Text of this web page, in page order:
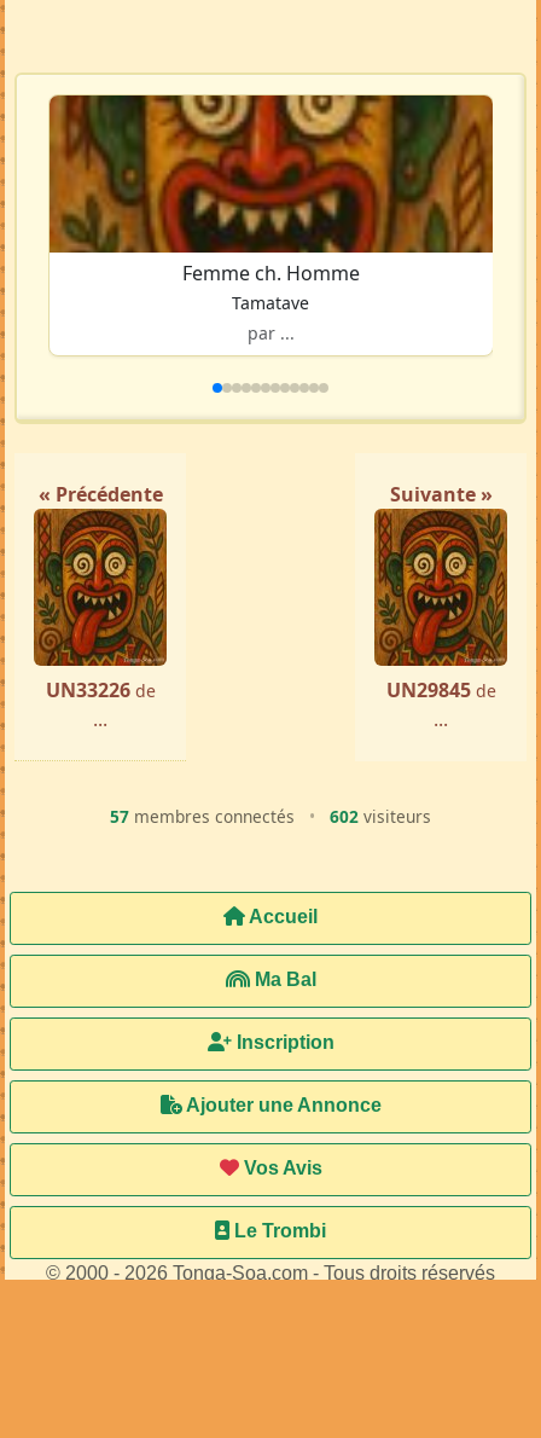
Femme ch. Homme
Tamatave
par ...
« Précédente
UN33226 de
...
Suivante »
UN29845 de
...
57 membres connectés • 602 visiteurs
Accueil
Ma Bal
Inscription
Ajouter une Annonce
Vos Avis
Le Trombi
© 2000 - 2026 Tonga-Soa.com - Tous droits réservés